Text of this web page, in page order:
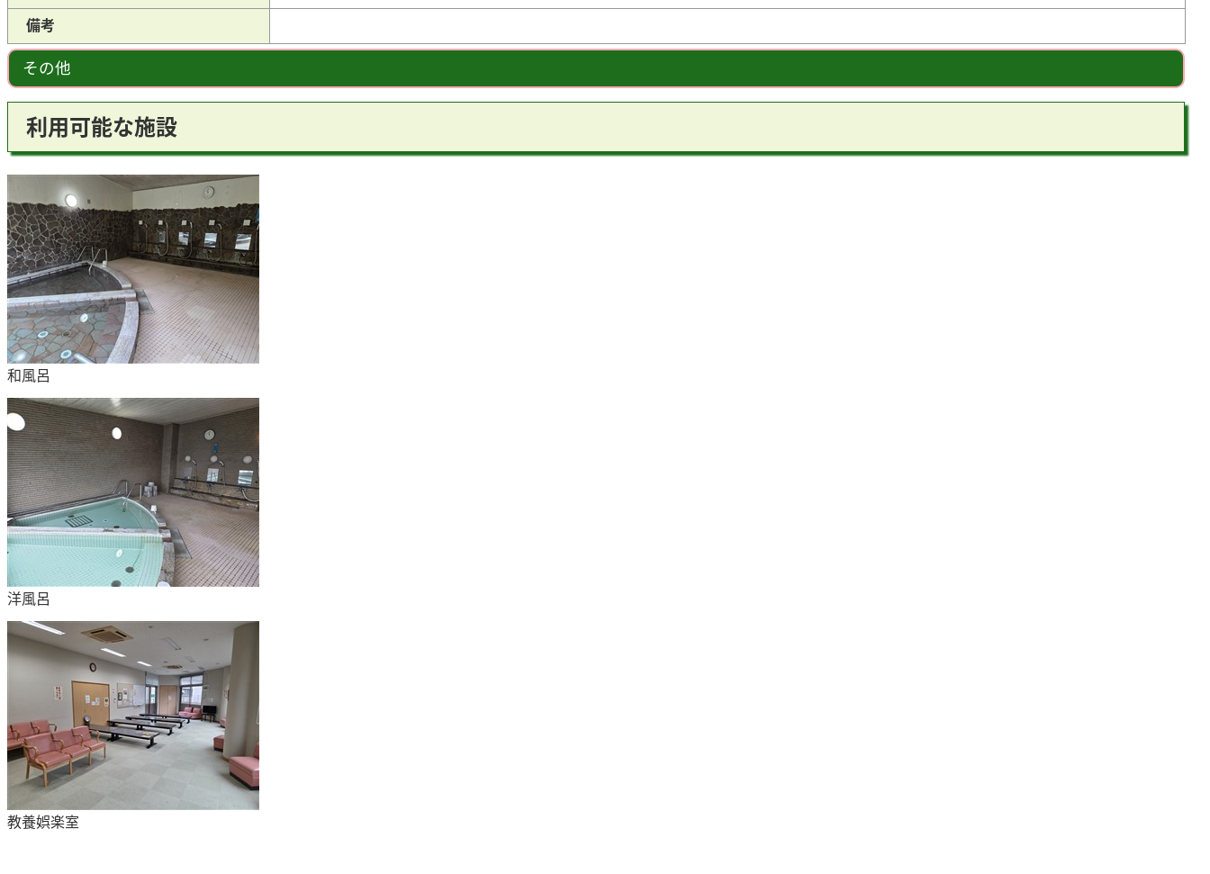
備考
その他
利用可能な施設
和風呂
洋風呂
教養娯楽室